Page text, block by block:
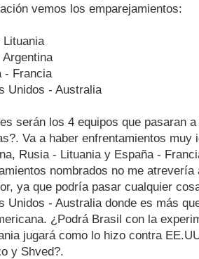
vemos los emparejamientos:
Lituania
- Francia
Unidos - Australia
serán los 4 equipos que pasaran
Va a haber enfrentamientos muy
Rusia - Lituania y España -
nombrados no me
ya que podría pasar cualquier
Unidos - Australia donde es más
¿Podrá Brasil con la
jugará como lo hizo contra
y Shved?.